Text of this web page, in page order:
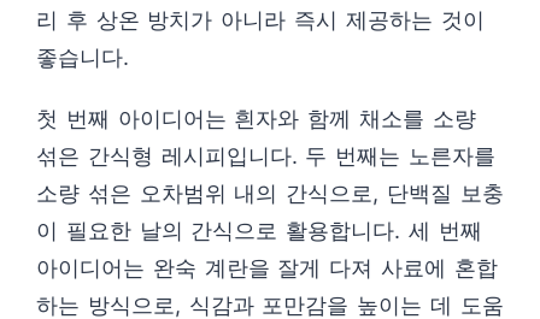
리 후 상온 방치가 아니라 즉시 제공하는 것이
좋습니다.
첫 번째 아이디어는 흰자와 함께 채소를 소량
섞은 간식형 레시피입니다. 두 번째는 노른자를
소량 섞은 오차범위 내의 간식으로, 단백질 보충
이 필요한 날의 간식으로 활용합니다. 세 번째
아이디어는 완숙 계란을 잘게 다져 사료에 혼합
하는 방식으로, 식감과 포만감을 높이는 데 도움